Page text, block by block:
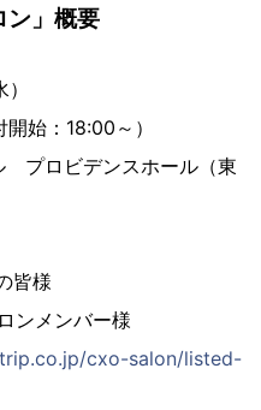
ン」概要
：18:00～）
プロビデンスホール（東
皆様
ンバー様
cxo-salon/listed-